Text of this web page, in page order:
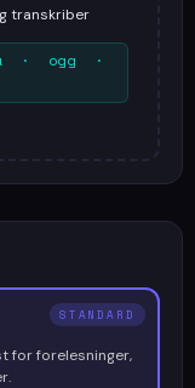
transkriber
· ogg ·
STANDARD
for forelesninger,